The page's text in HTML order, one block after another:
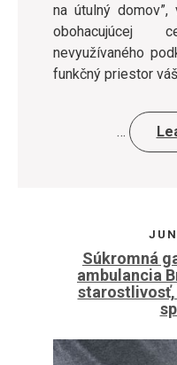
na útulný
obohacujúcej
nevyužívaného
funkčný priestor
…
Súkromná
ambulancia
starostlivosť,